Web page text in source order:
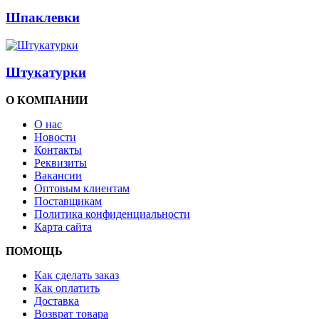
Шпаклевки
Штукатурки
О КОМПАНИИ
О нас
Новости
Контакты
Реквизиты
Вакансии
Оптовым клиентам
Поставщикам
Политика конфиденциальности
Карта сайта
ПОМОЩЬ
Как сделать заказ
Как оплатить
Доставка
Возврат товара